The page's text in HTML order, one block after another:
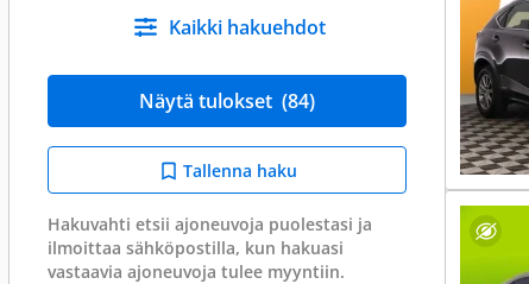
Kaikki hakuehdot
Näytä tulokset (84)
Tallenna haku
Hakuvahti etsii ajoneuvoja puolestasi ja
ilmoittaa sähköpostilla, kun hakuasi
vastaavia ajoneuvoja tulee myyntiin.